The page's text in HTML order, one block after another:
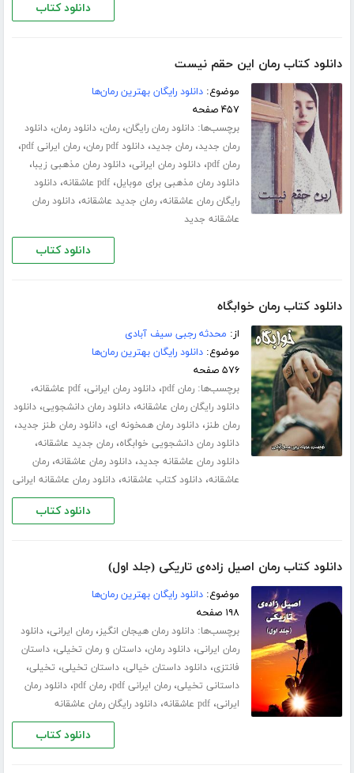
دانلود کتاب
دانلود کتاب رمان این حقم نیست
موضوع:دانلود رایگان بهترین رمان‌ها
۴۵۷ صفحه
برچسب‌ها:دانلود رمان رایگان،رمان،دانلود رمان،دانلود
رمان جدید،رمان جدید،دانلود pdf رمان ،رمان ایرانی pdf ،
رمان pdf ،دانلود رمان ایرانی،دانلود رمان مذهبی زیبا،
دانلود رمان مذهبی برای موبایل،pdf عاشقانه ،دانلود
رایگان رمان عاشقانه،رمان جدید عاشقانه،دانلود رمان
عاشقانه جدید
دانلود کتاب
دانلود کتاب رمان خوابگاه
از: محدثه رجبی سیف آبادی
موضوع:دانلود رایگان بهترین رمان‌ها
۵۷۶ صفحه
برچسب‌ها:رمان pdf ،دانلود رمان ایرانی،pdf عاشقانه ،
دانلود رایگان رمان عاشقانه،دانلود رمان دانشجویی،دانلود
رمان طنز،دانلود رمان همخونه ای،دانلود رمان طنز جدید،
دانلود رمان دانشجویی خوابگاه،رمان جدید عاشقانه،
دانلود رمان عاشقانه جدید،دانلود رمان عاشقانه،رمان
عاشقانه،دانلود کتاب عاشقانه،دانلود رمان عاشقانه ایرانی
دانلود کتاب
دانلود کتاب رمان اصیل زاده‌ی تاریکی (جلد اول)
موضوع:دانلود رایگان بهترین رمان‌ها
۱۹۸ صفحه
برچسب‌ها:دانلود رمان هیجان انگیز،رمان ایرانی،دانلود
رمان ایرانی،دانلود رمان،داستان و رمان تخیلی،داستان
فانتزی،دانلود داستان خیالی،داستان تخیلی، تخیلی،
داستانی تخیلی،رمان ایرانی pdf ،رمان pdf ،دانلود رمان
ایرانی،pdf عاشقانه ،دانلود رایگان رمان عاشقانه
دانلود کتاب